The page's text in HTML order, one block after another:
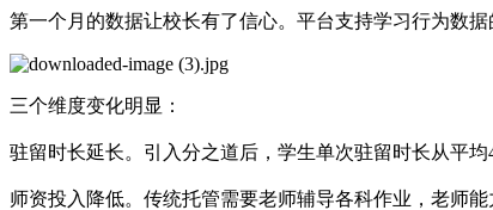
第一个月的数据让校长有了信心。平台支持学习行为数
三个维度变化明显：
驻留时长延长。引入分之道后，学生单次驻留时长从平
师资投入降低。传统托管需要老师辅导各科作业，老师